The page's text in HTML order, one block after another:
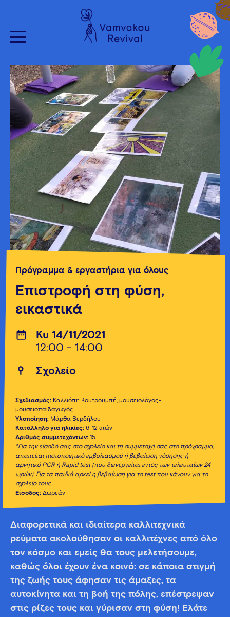
Πρόγραμμα & εργαστήρια για όλους
Επιστροφή στη φύση,
εικαστικά
Κυ 14/11/2021
12:00 - 14:00
Σχολείο
Σχεδιασμός: Καλλιόπη Κουτρουμπή, μουσειoλόγος-
μουσειοπαιδαγωγός
Υλοποίηση: Μάρθα Βερδήλου
Κατάλληλο για ηλικίες: 6-12 ετών
Αριθμός συμμετεχόντων: 15
*Για την είσοδό σας στο σχολείο και τη συμμετοχή σας στο πρόγραμμα,
απαιτείται πιστοποιητικό εμβολιασμού ή βεβαίωση νόσησης ή
αρνητικό PCR ή Rapid test (που διενεργείται εντός των τελευταίων 24
ωρών). Για τα παιδιά αρκεί η βεβαίωση για το test που κάνουν για το
σχολείο τους.
Είσοδος: Δωρεάν
Διαφορετικά και ιδιαίτερα καλλιτεχνικά
ρεύματα ακολούθησαν οι καλλιτέχνες από όλο
τον κόσμο και εμείς θα τους μελετήσουμε,
καθώς όλοι έχουν ένα κοινό: σε κάποια στιγμή
της ζωής τους άφησαν τις άμαξες, τα
αυτοκίνητα και τη βοή της πόλης, επέστρεψαν
στις ρίζες τους και γύρισαν στη φύση! Ελάτε